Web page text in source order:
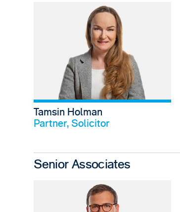
Tamsin Holman
Partner, Solicitor
Senior Associates